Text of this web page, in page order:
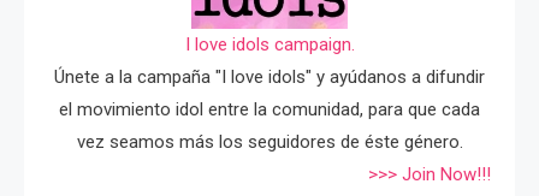
I love idols campaign.
Únete a la campaña "I love idols" y ayúdanos a difundir
el movimiento idol entre la comunidad, para que cada
vez seamos más los seguidores de éste género.
>>> Join Now!!!